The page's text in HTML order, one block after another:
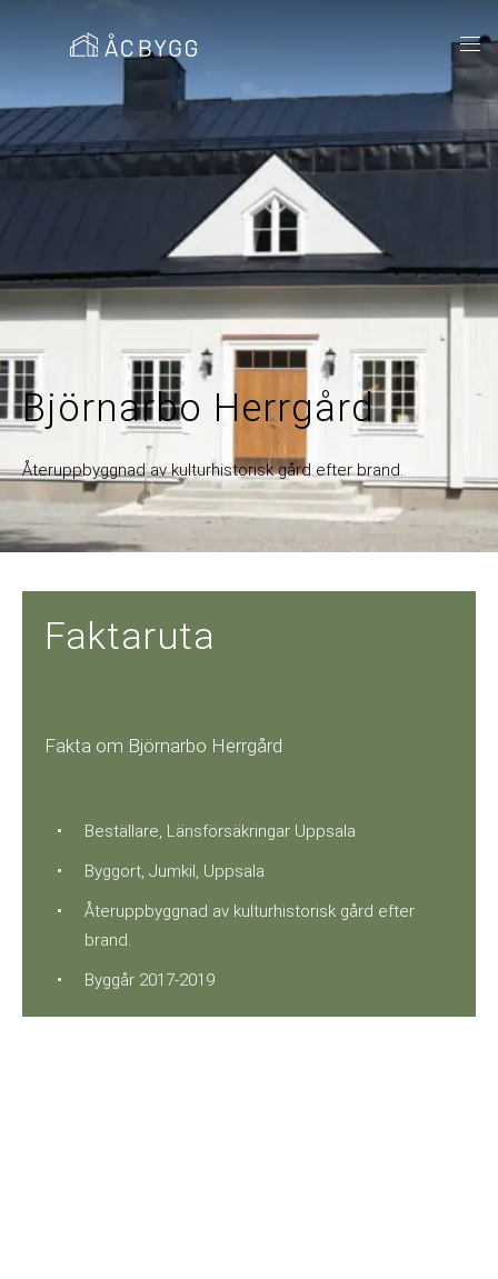
Björnarbo Herrgård
Återuppbyggnad av kulturhistorisk gård efter brand.
Faktaruta
Fakta om Björnarbo Herrgård
Beställare, Länsförsäkringar Uppsala
Byggort, Jumkil, Uppsala
Återuppbyggnad av kulturhistorisk gård efter
brand.
Byggår 2017-2019